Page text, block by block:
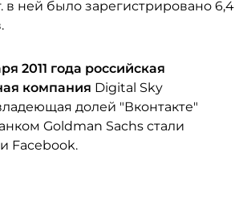
в ней было зарегистрировано 6,4
2011 года российская
компания Digital Sky
долей "Вконтакте"
Goldman Sachs стали
Facebook.